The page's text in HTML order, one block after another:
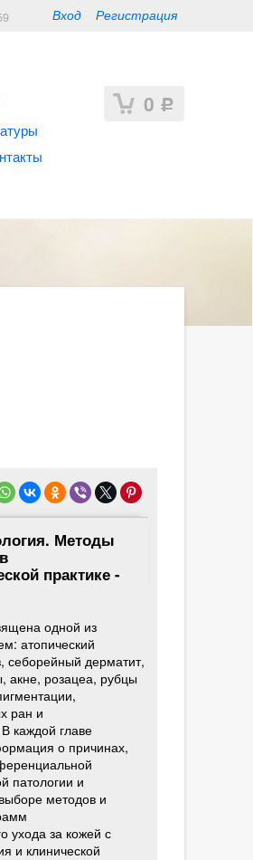
Вход Регистрация
0 Р
Методы
практике -
одной из
атопический
себорейный дерматит,
акне, розацеа, рубцы
ран и
каждой главе
о причинах,
патологии и
методов и
ухода за кожей с
и клинической